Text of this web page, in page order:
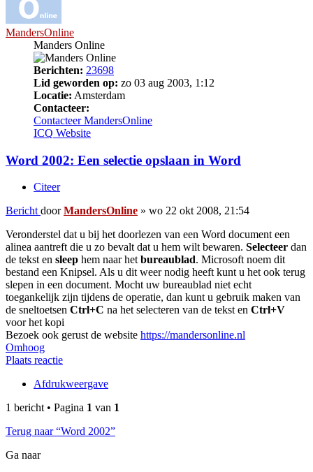
MandersOnline
Manders Online
Berichten: 23698
Lid geworden op: zo 03 aug 2003, 1:12
Locatie: Amsterdam
Contacteer:
Contacteer MandersOnline
ICQ Website
Word 2002: Een selectie opslaan in Word
Citeer
Bericht doorMandersOnline » wo 22 okt 2008, 21:54
Veronderstel dat u bij het doorlezen van een Word document een
alinea aantreft die u zo bevalt dat u hem wilt bewaren. Selecteer dan
de tekst en sleep hem naar het bureaublad. Microsoft noem dit
bestand een Knipsel. Als u dit weer nodig heeft kunt u het ook terug
slepen in een document. Mocht uw bureaublad niet echt
toegankelijk zijn tijdens de operatie, dan kunt u gebruik maken van
de sneltoetsen Ctrl+C na het selecteren van de tekst en Ctrl+V
voor het kopi
Bezoek ook gerust de website https://mandersonline.nl
Omhoog
Plaats reactie
Afdrukweergave
1 bericht • Pagina 1 van 1
Terug naar “Word 2002”
Ga naar